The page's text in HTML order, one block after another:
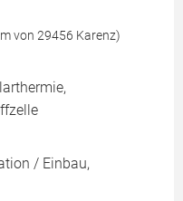
von 29456 Karenz)
/ Einbau,